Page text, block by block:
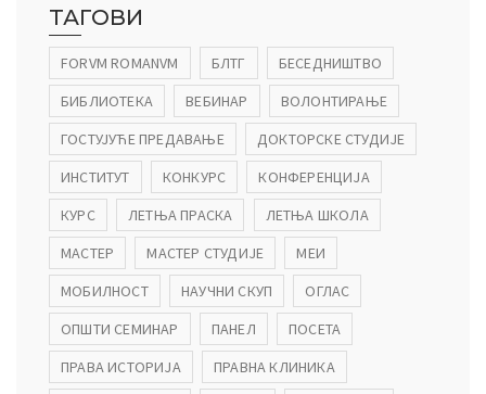
ТАГОВИ
FORVM ROMANVM БЛТГ
БЕСЕДНИШТВО
БИБЛИОТЕКА
ВЕБИНАР
ВОЛОНТИРАЊЕ
ГОСТУЈУЋЕ ПРЕДАВАЊЕ
ДОКТОРСКЕ СТУДИЈЕ
ИНСТИТУТ
КОНКУРС
КОНФЕРЕНЦИЈА
КУРС
ЛЕТЊА ПРАСКА
ЛЕТЊА ШКОЛА
МАСТЕР
МАСТЕР СТУДИЈЕ
МЕИ
МОБИЛНОСТ
НАУЧНИ СКУП
ОГЛАС
ОПШТИ СЕМИНАР
ПАНЕЛ
ПОСЕТА
ПРАВА ИСТОРИЈА
ПРАВНА КЛИНИКА